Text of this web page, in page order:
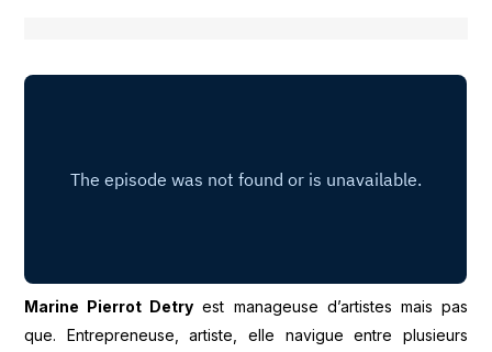
Marine Pierrot Detry est manageuse d’artistes mais pas
que. Entrepreneuse, artiste, elle navigue entre plusieurs